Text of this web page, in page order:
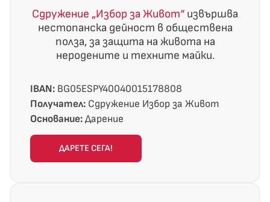
Сдружение „Избор за Живот“ извършва
нестопанска дейност в обществена
полза, за защита на живота на
неродените и техните майки.
IBAN: BG05ESPY40040015178808
Получател: Сдружение Избор за Живот
Основание:Дарение
ДАРЕТЕ СЕГА!